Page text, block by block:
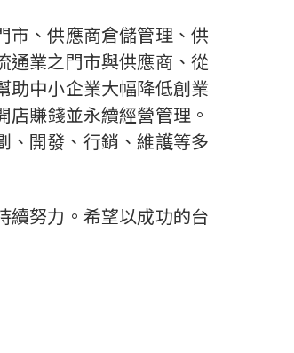
市、供應商倉儲管理、供
通業之門市與供應商、從
助中小企業大幅降低創業
賺錢並永續經營管理。
、開發、行銷、維護等多
續努力。希望以成功的台